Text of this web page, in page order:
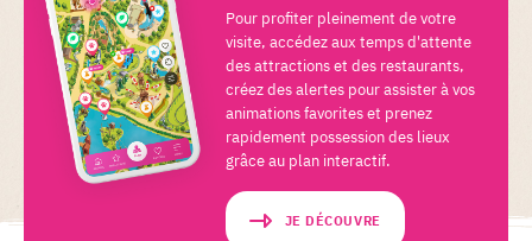
Pour profiter pleinement de votre
visite, accédez aux temps d'attente
des attractions et des restaurants,
créez des alertes pour assister à vos
animations favorites et prenez
rapidement possession des lieux
grâce au plan interactif.
JE DÉCOUVRE